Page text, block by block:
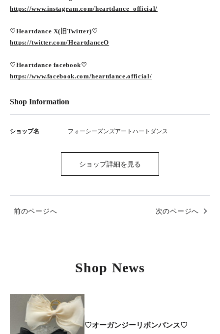
https://www.instagram.com/heartdance_official/
♡Heartdance X(旧Twitter)♡
https://twitter.com/HeartdanceO
♡Heartdance facebook♡
https://www.facebook.com/heartdance.official/
Shop Information
ショップ名 フォーシーズンズアートハートダンス
ショップ詳細を見る
前のページへ 次のページへ
Shop News
♡オーガンジーリボンバンス♡